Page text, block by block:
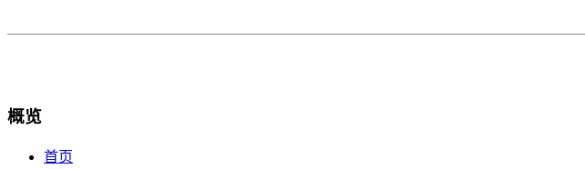
概览
首页